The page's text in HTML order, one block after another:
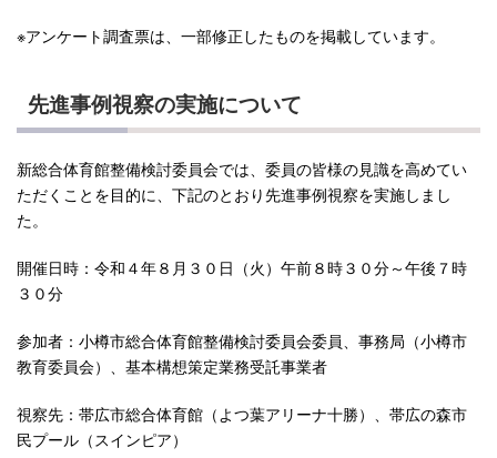
※アンケート調査票は、一部修正したものを掲載しています。
先進事例視察の実施について
新総合体育館整備検討委員会では、委員の皆様の見識を高めてい
ただくことを目的に、下記のとおり先進事例視察を実施しまし
た。
開催日時：令和４年８月３０日（火）午前８時３０分～午後７時
３０分
参加者：小樽市総合体育館整備検討委員会委員、事務局（小樽市
教育委員会）、基本構想策定業務受託事業者
視察先：帯広市総合体育館（よつ葉アリーナ十勝）、帯広の森市
民プール（スインピア）